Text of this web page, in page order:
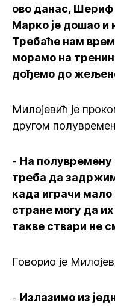
ово данас, Шериф
Марко је дошао и
Требаће нам
морамо на
дођемо до
Милојевић је
другом
- На полувремену
треба да
када играчи мало
стране могу да
такве ствари не
Говорио је
- Излазимо из